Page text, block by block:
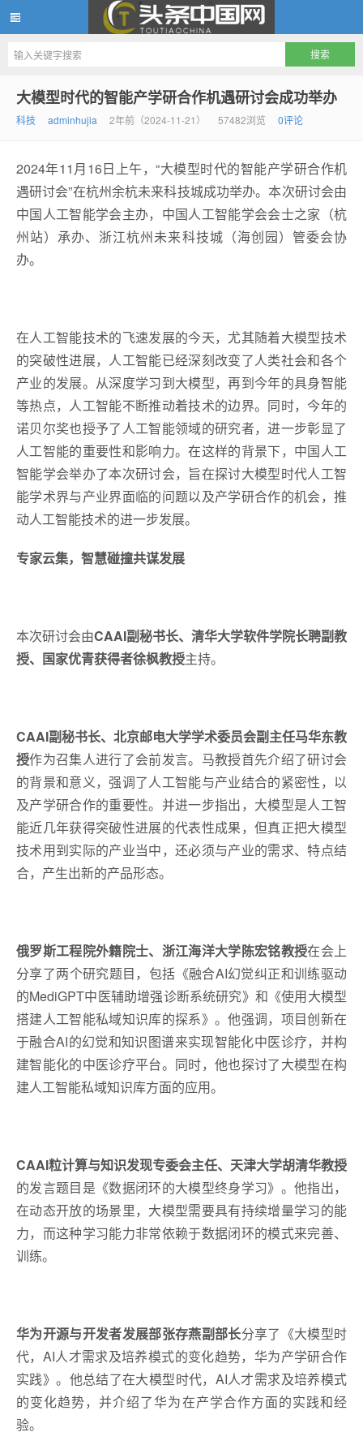
头条中国网
大模型时代的智能产学研合作机遇研讨会成功举办
科技 adminhujia 2年前（2024-11-21） 57482浏览 0评论
2024年11月16日上午，“大模型时代的智能产学研合作机
遇研讨会”在杭州余杭未来科技城成功举办。本次研讨会由
中国人工智能学会主办，中国人工智能学会会士之家（杭
州站）承办、浙江杭州未来科技城（海创园）管委会协
办。
在人工智能技术的飞速发展的今天，尤其随着大模型技术
的突破性进展，人工智能已经深刻改变了人类社会和各个
产业的发展。从深度学习到大模型，再到今年的具身智能
等热点，人工智能不断推动着技术的边界。同时，今年的
诺贝尔奖也授予了人工智能领域的研究者，进一步彰显了
人工智能的重要性和影响力。在这样的背景下，中国人工
智能学会举办了本次研讨会，旨在探讨大模型时代人工智
能学术界与产业界面临的问题以及产学研合作的机会，推
动人工智能技术的进一步发展。
专家云集，智慧碰撞共谋发展
本次研讨会由CAAI副秘书长、清华大学软件学院长聘副教
授、国家优青获得者徐枫教授主持。
CAAI副秘书长、北京邮电大学学术委员会副主任马华东教
授作为召集人进行了会前发言。马教授首先介绍了研讨会
的背景和意义，强调了人工智能与产业结合的紧密性，以
及产学研合作的重要性。并进一步指出，大模型是人工智
能近几年获得突破性进展的代表性成果，但真正把大模型
技术用到实际的产业当中，还必须与产业的需求、特点结
合，产生出新的产品形态。
俄罗斯工程院外籍院士、浙江海洋大学陈宏铭教授在会上
分享了两个研究题目，包括《融合AI幻觉纠正和训练驱动
的MediGPT中医辅助增强诊断系统研究》和《使用大模型
搭建人工智能私域知识库的探系》。他强调，项目创新在
于融合AI的幻觉和知识图谱来实现智能化中医诊疗，并构
建智能化的中医诊疗平台。同时，他也探讨了大模型在构
建人工智能私域知识库方面的应用。
CAAI粒计算与知识发现专委会主任、天津大学胡清华教授
的发言题目是《数据闭环的大模型终身学习》。他指出，
在动态开放的场景里，大模型需要具有持续增量学习的能
力，而这种学习能力非常依赖于数据闭环的模式来完善、
训练。
华为开源与开发者发展部张存燕副部长分享了《大模型时
代，AI人才需求及培养模式的变化趋势，华为产学研合作
实践》。他总结了在大模型时代，AI人才需求及培养模式
的变化趋势，并介绍了华为在产学合作方面的实践和经
验。